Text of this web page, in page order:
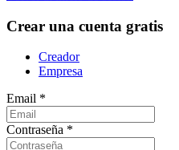
Crear una cuenta gratis
Creador
Empresa
Email *
Contraseña *